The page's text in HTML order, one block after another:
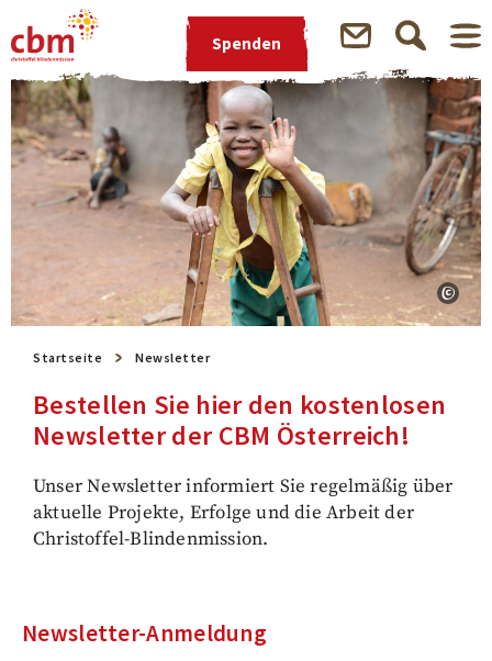
Spenden
Startseite Newsletter
Bestellen Sie hier den kostenlosen
Newsletter der CBM Österreich!
Unser Newsletter informiert Sie regelmäßig über
aktuelle Projekte, Erfolge und die Arbeit der
Christoffel-Blindenmission.
Newsletter-Anmeldung